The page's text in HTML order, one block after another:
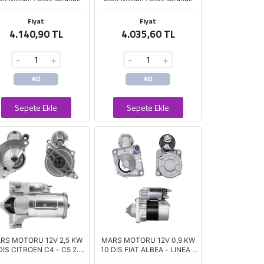
Fiyat
4.140,90 TL
- +
AD
Sepete Ekle
Fiyat
4.035,60 TL
- +
AD
Sepete Ekle
MOTORU 12V 2,5 KW
CITROEN C4 - C5 2.0
MARS MOTORU 12V 0,9 KW
10 DIS FIAT ALBEA - LINEA -